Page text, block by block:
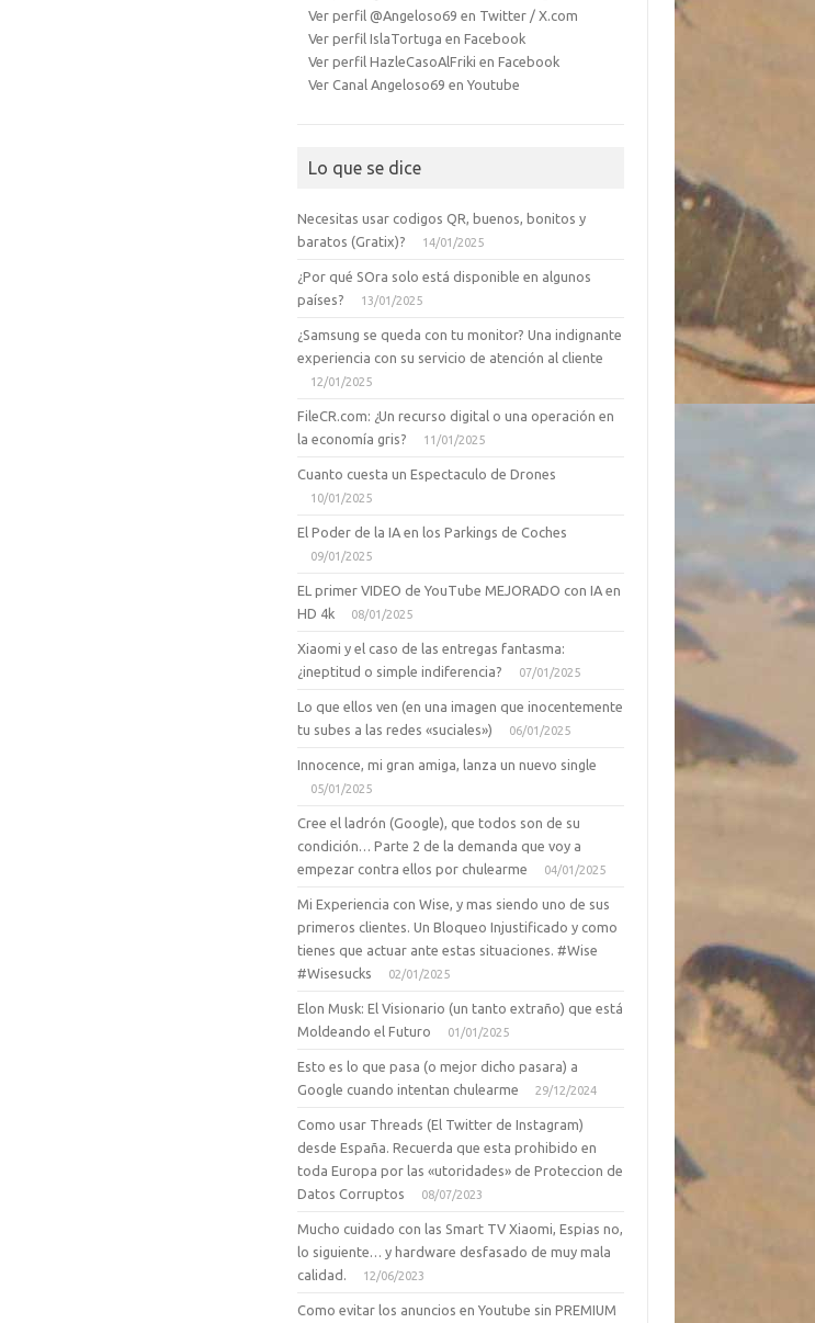
Ver perfil @Angeloso69 en Twitter / X.com
Ver perfil IslaTortuga en Facebook
Ver perfil HazleCasoAlFriki en Facebook
Ver Canal Angeloso69 en Youtube
Lo que se dice
Necesitas usar codigos QR, buenos, bonitos y
baratos (Gratix)?
14/01/2025
¿Por qué SOra solo está disponible en algunos
países?
13/01/2025
¿Samsung se queda con tu monitor? Una indignante
experiencia con su servicio de atención al cliente
12/01/2025
FileCR.com: ¿Un recurso digital o una operación en
la economía gris?
11/01/2025
Cuanto cuesta un Espectaculo de Drones
10/01/2025
El Poder de la IA en los Parkings de Coches
09/01/2025
EL primer VIDEO de YouTube MEJORADO con IA en
HD 4k
08/01/2025
Xiaomi y el caso de las entregas fantasma:
¿ineptitud o simple indiferencia?
07/01/2025
Lo que ellos ven (en una imagen que inocentemente
tu subes a las redes «suciales»)
06/01/2025
Innocence, mi gran amiga, lanza un nuevo single
05/01/2025
Cree el ladrón (Google), que todos son de su
condición… Parte 2 de la demanda que voy a
empezar contra ellos por chulearme
04/01/2025
Mi Experiencia con Wise, y mas siendo uno de sus
primeros clientes. Un Bloqueo Injustificado y como
tienes que actuar ante estas situaciones. #Wise
#Wisesucks
02/01/2025
Elon Musk: El Visionario (un tanto extraño) que está
Moldeando el Futuro
01/01/2025
Esto es lo que pasa (o mejor dicho pasara) a
Google cuando intentan chulearme
29/12/2024
Como usar Threads (El Twitter de Instagram)
desde España. Recuerda que esta prohibido en
toda Europa por las «utoridades» de Proteccion de
Datos Corruptos
08/07/2023
Mucho cuidado con las Smart TV Xiaomi, Espias no,
lo siguiente… y hardware desfasado de muy mala
calidad.
12/06/2023
Como evitar los anuncios en Youtube sin PREMIUM